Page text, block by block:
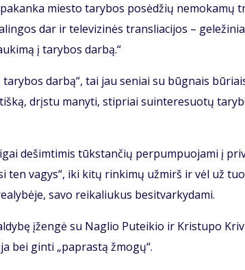
mies­to ta­ry­bos po­sė­džių ne­mo­ka­mų
dar ir te­le­vi­zi­nės tran­slia­ci­jos –
į ta­ry­bos dar­bą.“
dar­bą“, tai jau se­niai su būg­nais
drįs­tu ma­ny­ti, stip­riai su­in­te­re­suo­tų
de­šim­ti­mis tūks­tan­čių per­pum­puo­ja­mi į
ten va­gys“, iki ki­tų rin­ki­mų už­mirš ir vėl už
sa­vo rei­ka­liu­kus be­si­tvar­ky­da­mi.
įžen­gė su Nag­lio Pu­tei­kio ir Kris­tu­po
bei gin­ti „pa­pras­tą žmo­gų“.